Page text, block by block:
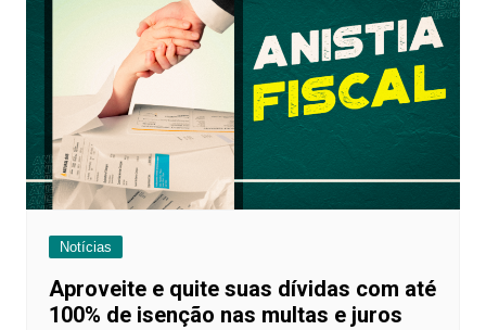
Notícias
Aproveite e quite suas dívidas com até
100% de isenção nas multas e juros